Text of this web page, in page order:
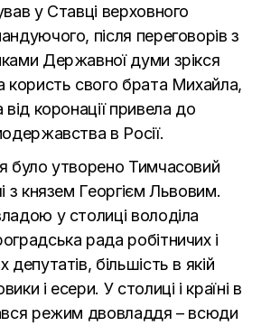
у Ставці верховного
після переговорів з
Державної думи зрікся
користь свого брата Михайла,
від коронації привела до
в Росії.
було утворено Тимчасовий
з князем Георгієм Львовим.
у столиці володіла
рада робітничих і
депутатів, більшість в якій
і есери. У столиці і країні в
режим двовладдя – всюди